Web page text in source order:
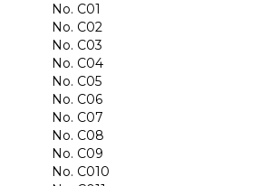
No. C01
No. C02
No. C03
No. C04
No. C05
No. C06
No. C07
No. C08
No. C09
No. C010